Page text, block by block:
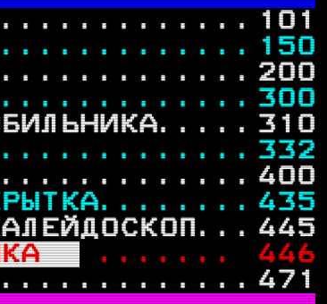
101
150
200
300
310
332
400
445
.......
446
471